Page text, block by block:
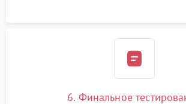
6. Финальное